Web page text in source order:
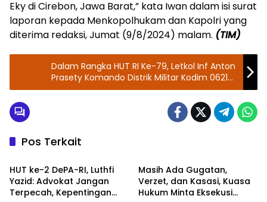
Eky di Cirebon, Jawa Barat,” kata Iwan dalam isi surat
laporan kepada Menkopolhukam dan Kapolri yang
diterima redaksi, Jumat (9/8/2024) malam. (TIM)
Dalam Rangka HUT RI Ke-79, Letkol Inf Anton
Prasety Komando Distrik Militar Kodim 0621
Selenggarakan Khitanan Massal
Pos Terkait
Hukum
HUT ke-2 DePA-RI, Luthfi
Yazid: Advokat Jangan
Terpecah, Kepentingan
Masih Ada Gugatan,
Verzet, dan Kasasi, Kuasa
Hukum Minta Eksekusi
Kriminal Kapolri RI